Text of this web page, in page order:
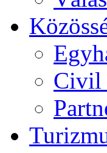
Civil